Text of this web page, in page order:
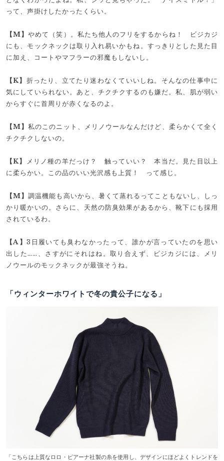
って、声掛けしたかったくらい。
【M】やめて（笑）。私たち他人のフリをするからね！ ビジカジ
にも、モックネックは取り入れ易いかもね。すっきりとした見た目
に加え、コートやマフラーの邪魔もしないし。
【K】 折ったり、立てたり迷わなくていいしね。そんなの仕事中に
気にしていられない。あと、チクチクするのも嫌だ。私、肌が弱い
からすぐに首周りが赤くなるのよ。
【M】私のこのニット、メリノウールなんだけど、柔らかくて全く
チクチクしないの。
【K】
メリノ種の羊だっけ？ 触っていい？ 本当だ。見た目以上
に柔らかい。この品のいい光沢感も上質！ って感じ。
【M】調温機能も高いから、暑くて蒸れるってこともないし、しっ
かり暖かいの。さらに、天然の防臭効果があるから、靴下にも採用
されているわ。
【A】3日履いても臭わなかったって、誰かが言っていたのを思い
出した……、さすがにそれはね。取り合えず、ビジカジには、メリ
ノウールのモックネックが最強そうね。
「ウィンターホワイトで冬の貴公子になる」
「こちらは上質なロロ・ピアーナ社製の糸を使用し、デザインにほどよくトレンドを